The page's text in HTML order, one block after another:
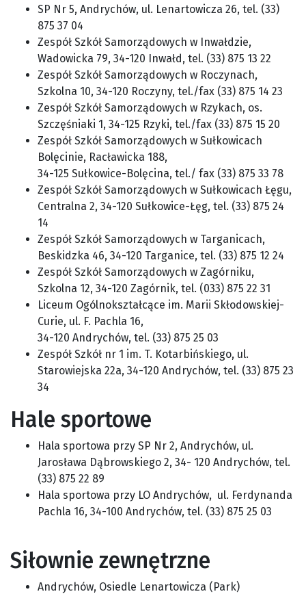
SP Nr 5, Andrychów, ul. Lenartowicza 26, tel. (33)
875 37 04
Zespół Szkół Samorządowych w Inwałdzie,
Wadowicka 79, 34-120 Inwałd, tel. (33) 875 13 22
Zespół Szkół Samorządowych w Roczynach,
Szkolna 10, 34-120 Roczyny, tel./fax (33) 875 14 23
Zespół Szkół Samorządowych w Rzykach, os.
Szczęśniaki 1, 34-125 Rzyki, tel./fax (33) 875 15 20
Zespół Szkół Samorządowych w Sułkowicach
Bolęcinie, Racławicka 188,
34-125 Sułkowice-Bolęcina, tel./ fax (33) 875 33 78
Zespół Szkół Samorządowych w Sułkowicach Łęgu,
Centralna 2, 34-120 Sułkowice-Łęg, tel. (33) 875 24
14
Zespół Szkół Samorządowych w Targanicach,
Beskidzka 46, 34-120 Targanice, tel. (33) 875 12 24
Zespół Szkół Samorządowych w Zagórniku,
Szkolna 12, 34-120 Zagórnik, tel. (033) 875 22 31
Liceum Ogólnokształcące im. Marii Skłodowskiej-
Curie, ul. F. Pachla 16,
34-120 Andrychów, tel. (33) 875 25 03
Zespół Szkół nr 1 im. T. Kotarbińskiego, ul.
Starowiejska 22a, 34-120 Andrychów, tel. (33) 875 23
34
Hale sportowe
Hala sportowa przy SP Nr 2, Andrychów, ul.
Jarosława Dąbrowskiego 2, 34- 120 Andrychów, tel.
(33) 875 22 89
Hala sportowa przy LO Andrychów, ul. Ferdynanda
Pachla 16, 34-100 Andrychów, tel. (33) 875 25 03
Siłownie zewnętrzne
Andrychów, Osiedle Lenartowicza (Park)